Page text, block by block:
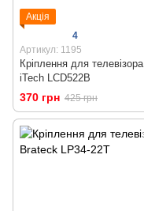
Акція
4
Артикул: 1195
Кріплення для телевізора
iTech LCD522B
370 грн 425 грн